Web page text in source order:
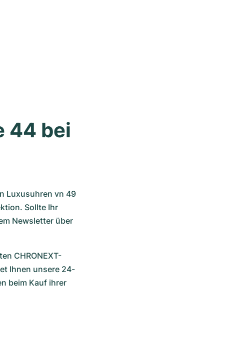
44 bei
Luxusuhren vn 49
Sollte Ihr
Newsletter über
CHRONEXT-
Ihnen unsere 24-
beim Kauf ihrer